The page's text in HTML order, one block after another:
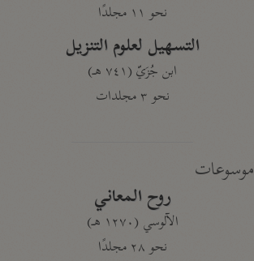
نحو ١١ مجلدًا
التسهيل لعلوم التنزيل
ابن جُزَيّ (٧٤١ هـ)
نحو ٣ مجلدات
موسوعات
روح المعاني
الآلوسي (١٢٧٠ هـ)
نحو ٢٨ مجلدًا